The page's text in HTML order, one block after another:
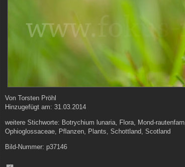
VonTorsten Pröhl
Hinzugefügt am:31.03.2014
weitere Stichworte: Botrychium lunaria, Flora, Mond-
Ophioglossaceae, Pflanzen, Plants, Schottland, Scotland
Bild-Nummer: p37146